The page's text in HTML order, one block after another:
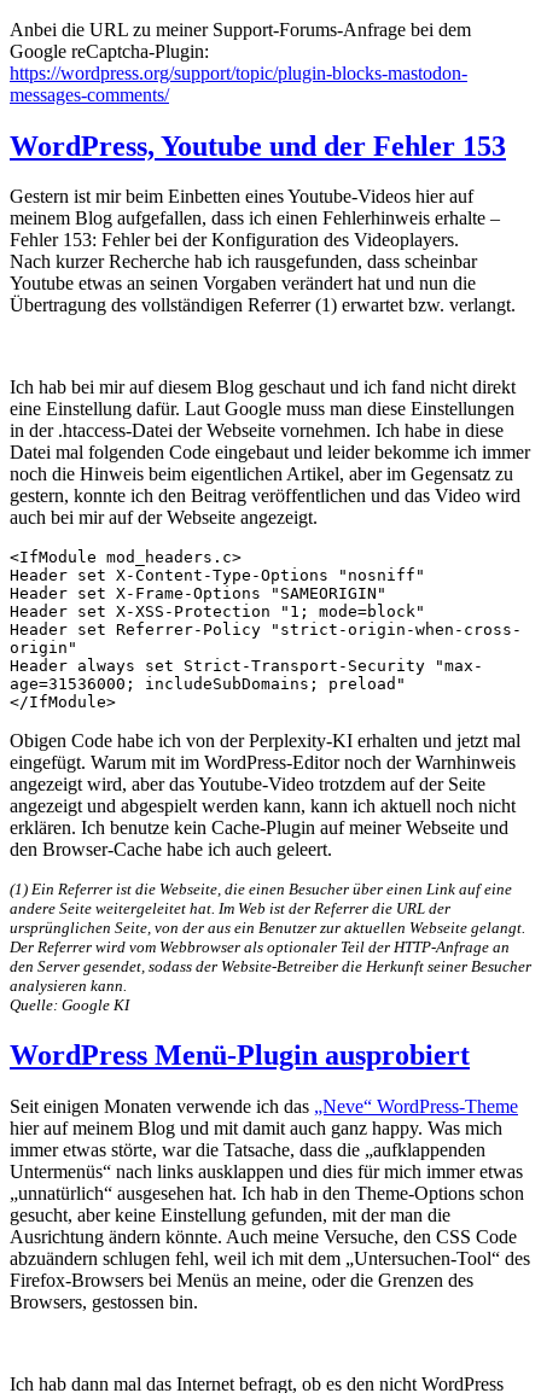
Anbei die URL zu meiner Support-Forums-Anfrage bei dem
Google reCaptcha-Plugin:
https://wordpress.org/support/topic/plugin-blocks-mastodon-
messages-comments/
WordPress, Youtube und der Fehler 153
Gestern ist mir beim Einbetten eines Youtube-Videos hier auf
meinem Blog aufgefallen, dass ich einen Fehlerhinweis erhalte –
Fehler 153: Fehler bei der Konfiguration des Videoplayers.
Nach kurzer Recherche hab ich rausgefunden, dass scheinbar
Youtube etwas an seinen Vorgaben verändert hat und nun die
Übertragung des vollständigen Referrer (1) erwartet bzw. verlangt.
Ich hab bei mir auf diesem Blog geschaut und ich fand nicht direkt
eine Einstellung dafür. Laut Google muss man diese Einstellungen
in der .htaccess-Datei der Webseite vornehmen. Ich habe in diese
Datei mal folgenden Code eingebaut und leider bekomme ich immer
noch die Hinweis beim eigentlichen Artikel, aber im Gegensatz zu
gestern, konnte ich den Beitrag veröffentlichen und das Video wird
auch bei mir auf der Webseite angezeigt.
<IfModule mod_headers.c>
Header set X-Content-Type-Options "nosniff"
Header set X-Frame-Options "SAMEORIGIN"
Header set X-XSS-Protection "1; mode=block"
Header set Referrer-Policy "strict-origin-when-cross-
origin"
Header always set Strict-Transport-Security "max-
age=31536000; includeSubDomains; preload"
</IfModule>
Obigen Code habe ich von der Perplexity-KI erhalten und jetzt mal
eingefügt. Warum mit im WordPress-Editor noch der Warnhinweis
angezeigt wird, aber das Youtube-Video trotzdem auf der Seite
angezeigt und abgespielt werden kann, kann ich aktuell noch nicht
erklären. Ich benutze kein Cache-Plugin auf meiner Webseite und
den Browser-Cache habe ich auch geleert.
(1) Ein Referrer ist die Webseite, die einen Besucher über einen Link auf eine
andere Seite weitergeleitet hat. Im Web ist der Referrer die URL der
ursprünglichen Seite, von der aus ein Benutzer zur aktuellen Webseite gelangt.
Der Referrer wird vom Webbrowser als optionaler Teil der HTTP-Anfrage an
den Server gesendet, sodass der Website-Betreiber die Herkunft seiner Besucher
analysieren kann.
Quelle: Google KI
WordPress Menü-Plugin ausprobiert
Seit einigen Monaten verwende ich das „Neve“ WordPress-Theme
hier auf meinem Blog und mit damit auch ganz happy. Was mich
immer etwas störte, war die Tatsache, dass die „aufklappenden
Untermenüs“ nach links ausklappen und dies für mich immer etwas
„unnatürlich“ ausgesehen hat. Ich hab in den Theme-Options schon
gesucht, aber keine Einstellung gefunden, mit der man die
Ausrichtung ändern könnte. Auch meine Versuche, den CSS Code
abzuändern schlugen fehl, weil ich mit dem „Untersuchen-Tool“ des
Firefox-Browsers bei Menüs an meine, oder die Grenzen des
Browsers, gestossen bin.
Ich hab dann mal das Internet befragt, ob es den nicht WordPress